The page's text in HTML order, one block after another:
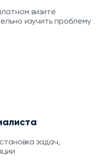
визите
изучить проблему
задач,